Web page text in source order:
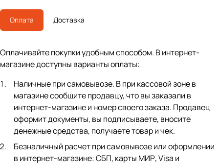
Оплата Доставка
Оплачивайте покупки удобным способом. В интернет-
магазине доступны варианты оплаты:
Наличные при самовывозе. В при кассовой зоне в
магазине сообщите продавцу, что вы заказали в
интернет-магазине и номер своего заказа. Продавец
оформит документы, вы подписываете, вносите
денежные средства, получаете товар и чек.
Безналичный расчет при самовывозе или оформлении
в интернет-магазине: СБП, карты МИР, Visa и